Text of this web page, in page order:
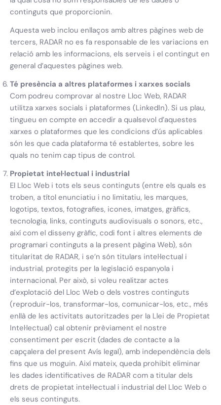
continguts que proporcionin.
Aquesta web inclou enllaços amb altres pàgines web de
tercers, RADAR no es fa responsable de les variacions en
relació amb les informacions, els serveis i el contingut en
general d’aquestes pàgines web.
Té presència a altres plataformes i xarxes socials
Com podreu comprovar al nostre Lloc Web, RADAR
utilitza xarxes socials i plataformes (LinkedIn). Si us plau,
tingueu en compte en accedir a qualsevol d’aquestes
xarxes o plataformes que les condicions d’ús aplicables
són les que cada plataforma té establertes, sobre les
quals no tenim cap tipus de control.
Propietat intel·lectual i industrial
El Lloc Web i tots els seus continguts (entre els quals es
troben, a títol enunciatiu i no limitatiu, les marques,
logotips, textos, fotografies, icones, imatges, gràfics,
tecnologia, links, continguts audiovisuals o sonors, etc.,
així com el disseny gràfic, codi font i altres elements de
programari continguts a la present pàgina Web), són
titularitat de RADAR, i se’n són titulars intel·lectual i
industrial, protegits per la legislació espanyola i
internacional. Per això, si voleu realitzar actes
d’explotació del Lloc Web o dels vostres continguts
(reproduir-los, transformar-los, comunicar-los, etc., més
enllà de les activitats autoritzades per la Llei de Propietat
Intel·lectual) cal obtenir prèviament el nostre
consentiment per escrit (dades de contacte a la
capçalera del present Avís legal), amb independència dels
fins que us moguin. Així mateix, queda prohibit eliminar
les dades identificatives de RADAR com a titular dels
drets de propietat intel·lectual i industrial del Lloc Web o
els seus continguts.